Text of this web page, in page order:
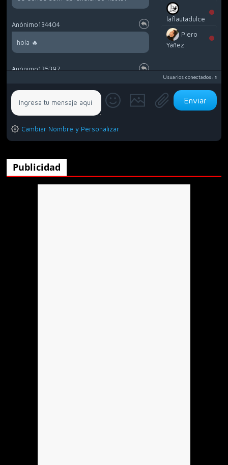
Anónimo134404
hola 🔥
Anónimo135397
Anónimo135397
Alguien que viva en tepiscoloyo mexico
tlaxcala?
Anónimo135453
laflautadulce
Piero
Yáñez
Usuarios conectados:1
Cambiar Nombre y Personalizar
Publicidad